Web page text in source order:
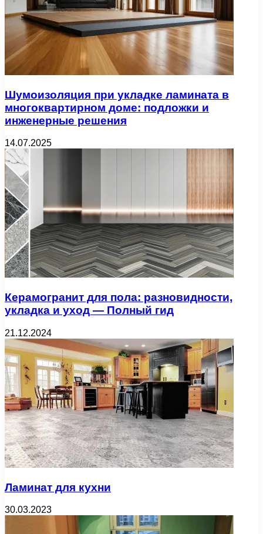
Шумоизоляция при укладке ламината в
многоквартирном доме: подложки и
инженерные решения
14.07.2025
Керамогранит для пола: разновидности,
укладка и уход — Полный гид
21.12.2024
Ламинат для кухни
30.03.2023